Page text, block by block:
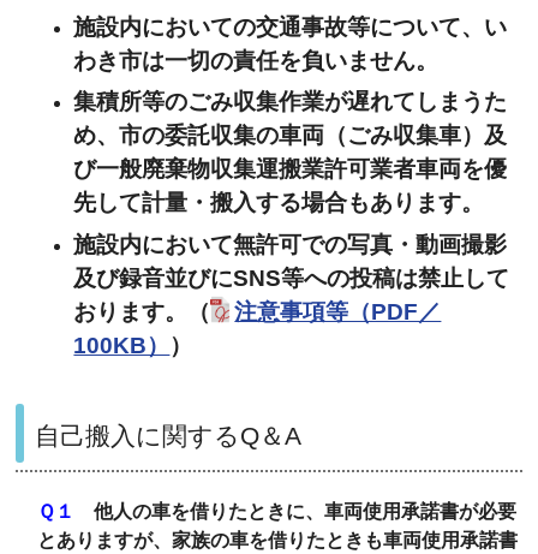
施設内においての交通事故等について、い
わき市は一切の責任を負いません。
集積所等のごみ収集作業が遅れてしまうた
め、市の委託収集の車両（ごみ収集車）及
び一般廃棄物収集運搬業許可業者車両を優
先して計量・搬入する場合もあります。
施設内において無許可での写真・動画撮影
及び録音並びにSNS等への投稿は禁止して
おります。（
注意事項等（PDF／
100KB）
）
自己搬入に関するQ＆A
Ｑ１
他人の車を借りたときに、車両使用承諾書が必要
とありますが、家族の車を借りたときも車両使用承諾書